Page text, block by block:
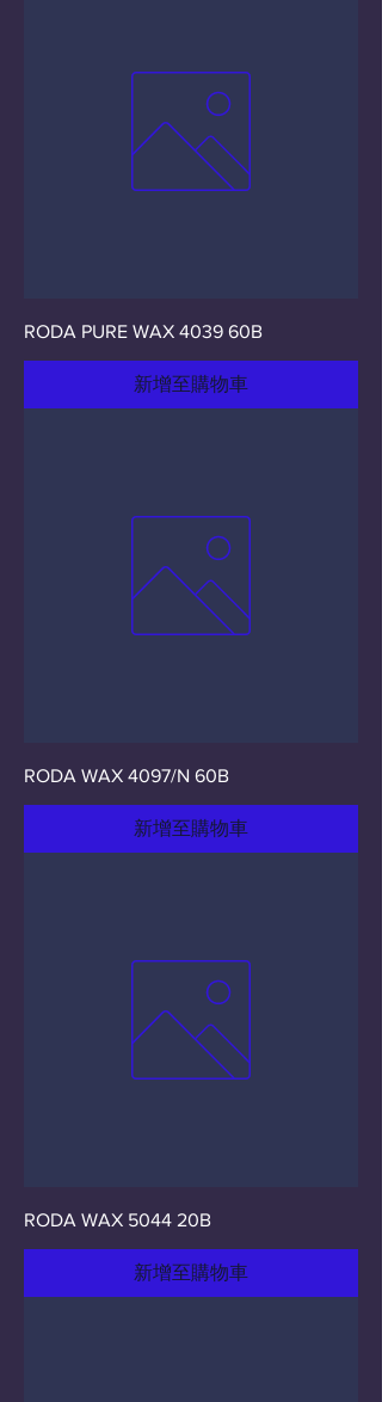
RODA PURE WAX 4039 60B
新增至購物車
RODA WAX 4097/N 60B
新增至購物車
RODA WAX 5044 20B
新增至購物車